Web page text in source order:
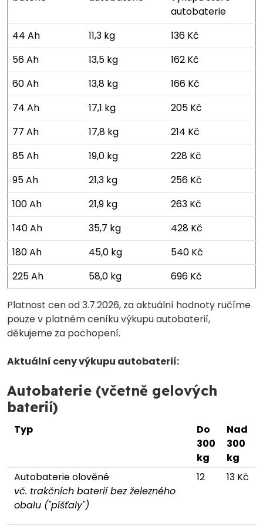
autobaterie
44 Ah
11,3 kg
136 Kč
56 Ah
13,5 kg
162 Kč
60 Ah
13,8 kg
166 Kč
74 Ah
17,1 kg
205 Kč
77 Ah
17,8 kg
214 Kč
85 Ah
19,0 kg
228 Kč
95 Ah
21,3 kg
256 Kč
100 Ah
21,9 kg
263 Kč
140 Ah
35,7 kg
428 Kč
180 Ah
45,0 kg
540 Kč
225 Ah
58,0 kg 696 Kč
Platnost cen od 3.7.2026, za aktuální hodnoty ručíme
pouze v platném ceníku výkupu autobaterií,
děkujeme za pochopení.
Aktuální ceny výkupu autobaterií:
Autobaterie (včetně gelových
baterií)
Typ
Do
300
kg
Nad
300
kg
Autobaterie olověné
vč. trakčních baterií bez železného
obalu ("píšťaly")
12 13 Kč